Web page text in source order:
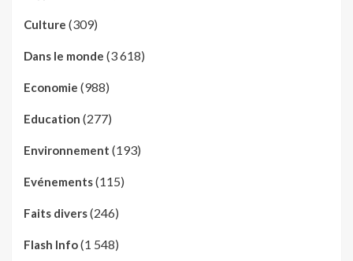
Culture (309)
Dans le monde (3 618)
Economie (988)
Education (277)
Environnement (193)
Evénements(115)
Faits divers(246)
Flash Info(1 548)